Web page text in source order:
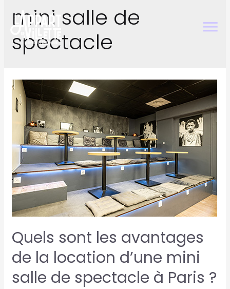
mini salle de
spectacle
Quels sont les avantages
de la location d’une mini
salle de spectacle à Paris ?